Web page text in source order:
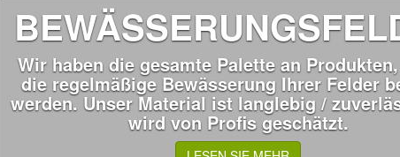
Wir haben die gesamte Palette an
die regelmäßige Bewässerung Ihrer Felder
werden. Unser Material ist langlebig /
wird von Profis geschätzt.